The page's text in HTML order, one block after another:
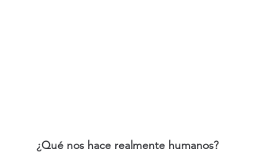
¿Qué nos hace realmente humanos?